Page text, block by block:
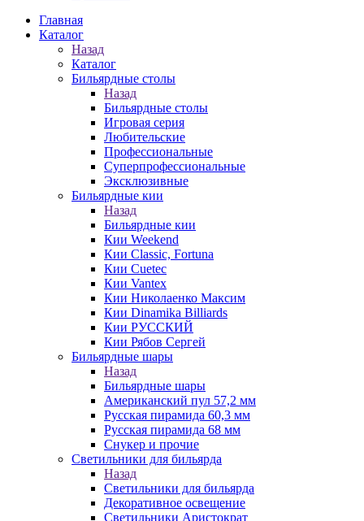
Главная
Каталог
Назад
Каталог
Бильярдные столы
Назад
Бильярдные столы
Игровая серия
Любительские
Профессиональные
Суперпрофессиональные
Эксклюзивные
Бильярдные кии
Назад
Бильярдные кии
Кии Weekend
Кии Classic, Fortuna
Кии Cuetec
Кии Vantex
Кии Николаенко Максим
Кии Dinamika Billiards
Кии РУССКИЙ
Кии Рябов Сергей
Бильярдные шары
Назад
Бильярдные шары
Американский пул 57,2 мм
Русская пирамида 60,3 мм
Русская пирамида 68 мм
Снукер и прочие
Светильники для бильярда
Назад
Светильники для бильярда
Декоративное освещение
Светильники Аристократ